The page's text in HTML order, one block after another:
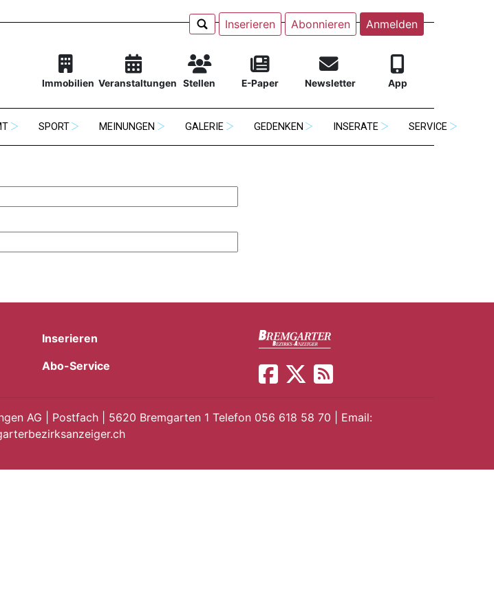
Inserieren Abonnieren Anmelden
Immobilien Veranstaltungen Stellen E-Paper Newsletter App
SPORT MEINUNGEN GALERIE GEDENKEN INSERATE SERVICE
Inserieren
Abo-Service
AG | Postfach | 5620 Bremgarten 1 Telefon 056 618 58 70 | Email: